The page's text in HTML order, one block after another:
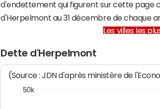
d'endettement qui figurent sur cette page
d'Herpelmont au 31 décembre de chaque
Les villes les
Dette d'Herpelmont
(Source : JDN d'après ministère de
50k